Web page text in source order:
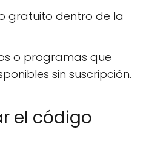
gratuito dentro de la
o programas que
sin suscripción.
el código